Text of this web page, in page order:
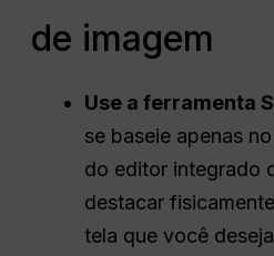
de imagem
Use a ferramenta
se baseie apenas
do editor integrado
destacar
tela que você